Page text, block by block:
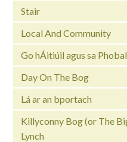
Stair
Local And Community
Go hÁitiúil agus sa Phobal
Day On The Bog
Lá ar an bportach
Killyconny Bog (or The
Lynch